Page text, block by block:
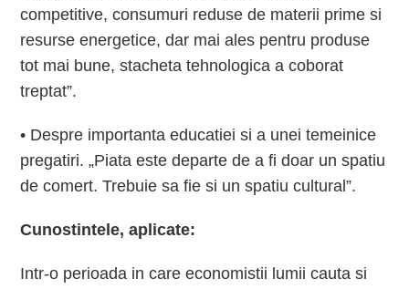
competitive, consumuri reduse de materii prime si
resurse energetice, dar mai ales pentru produse
tot mai bune, stacheta tehnologica a coborat
treptat”.
• Despre importanta educatiei si a unei temeinice
pregatiri. „Piata este departe de a fi doar un spatiu
de comert. Trebuie sa fie si un spatiu cultural”.
Cunostintele, aplicate:
Intr-o perioada in care economistii lumii cauta si